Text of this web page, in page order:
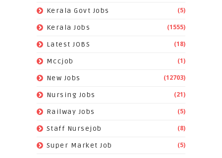
Kerala Govt Jobs (5)
Kerala Jobs (1555)
Latest JOBS (18)
Mccjob (1)
New Jobs (12703)
Nursing Jobs (21)
Railway Jobs (5)
Staff Nursejob (8)
Super Market Job (5)